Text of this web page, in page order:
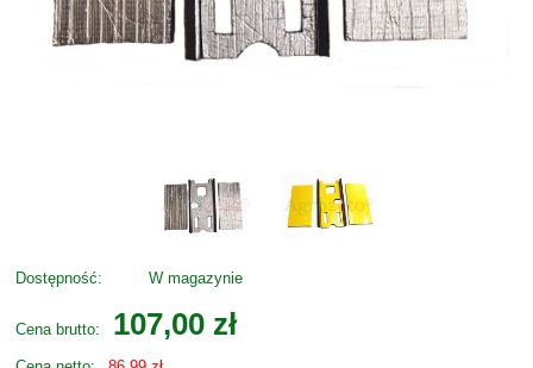
Dostępność: W magazynie
Cena brutto: 107,00 zł